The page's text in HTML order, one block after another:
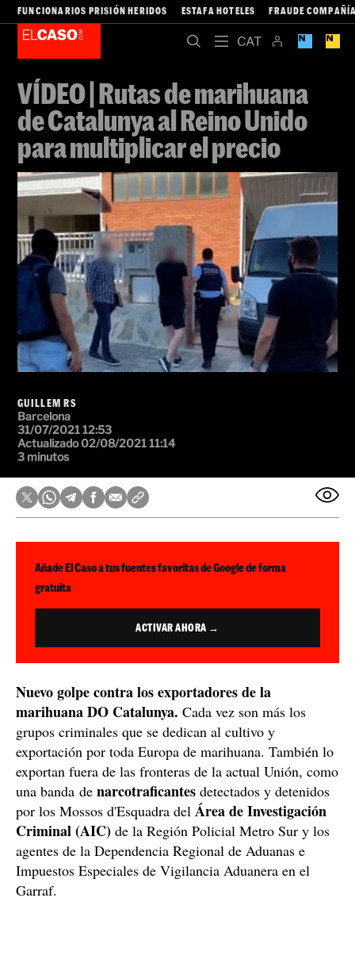
FUNCIONARIOS PRISIÓN HERIDOS ESTAFA HOTELES FRAUDE
VÍDEO | Rutas de marihuana
de Catalunya al Reino Unido
para multiplicar el precio
GUILLEM RS
Barcelona
31/07/2021 12:53
Actualizado 02/08/2021 11:14
3 minutos
Añade El Caso a tus fuentes favoritas de Google de forma
gratuita
ACTIVAR AHORA →
Nuevo golpe contra los exportadores de la
marihuana DO Catalunya. Cada vez son más los
grupos criminales que se dedican al cultivo y
exportación por toda Europa de marihuana. También lo
exportan fuera de las fronteras de la actual Unión, como
una banda de narcotraficantes detectados y detenidos
por los Mossos d'Esquadra del Área de Investigación
Criminal (AIC) de la Región Policial Metro Sur y los
agentes de la Dependencia Regional de Aduanas e
Impuestos Especiales de Vigilancia Aduanera en el
Garraf.